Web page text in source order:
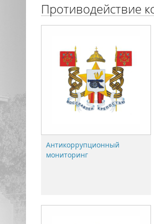
Противодействие
Антикоррупционный
мониторинг